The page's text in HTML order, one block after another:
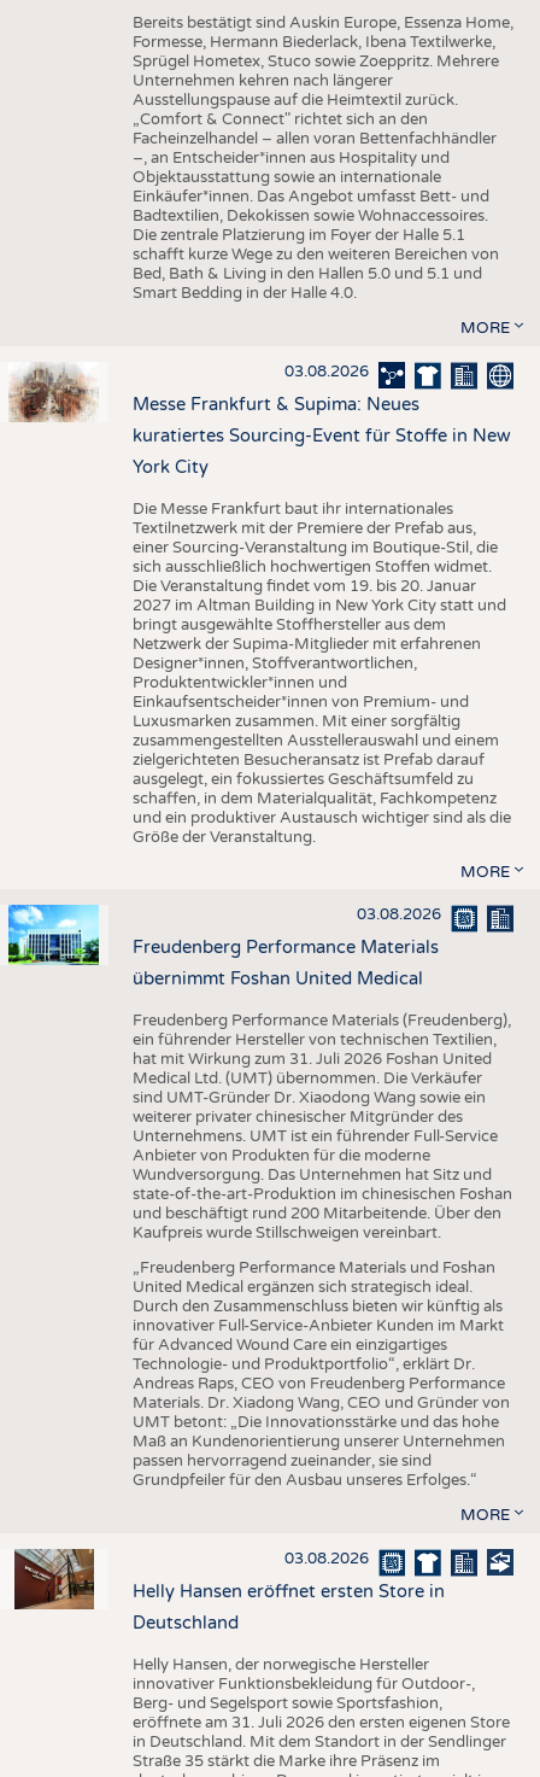
Bereits bestätigt sind Auskin Europe, Essenza Home,
Formesse, Hermann Biederlack, Ibena Textilwerke,
Sprügel Hometex, Stuco sowie Zoeppritz. Mehrere
Unternehmen kehren nach längerer
Ausstellungspause auf die Heimtextil zurück.
„Comfort & Connect" richtet sich an den
Facheinzelhandel – allen voran Bettenfachhändler
–, an Entscheider*innen aus Hospitality und
Objektausstattung sowie an internationale
Einkäufer*innen. Das Angebot umfasst Bett- und
Badtextilien, Dekokissen sowie Wohnaccessoires.
Die zentrale Platzierung im Foyer der Halle 5.1
schafft kurze Wege zu den weiteren Bereichen von
Bed, Bath & Living in den Hallen 5.0 und 5.1 und
Smart Bedding in der Halle 4.0.
MORE
03.08.2026
Messe Frankfurt & Supima: Neues
kuratiertes Sourcing-Event für Stoffe in New
York City
Die Messe Frankfurt baut ihr internationales
Textilnetzwerk mit der Premiere der Prefab aus,
einer Sourcing-Veranstaltung im Boutique-Stil, die
sich ausschließlich hochwertigen Stoffen widmet.
Die Veranstaltung findet vom 19. bis 20. Januar
2027 im Altman Building in New York City statt und
bringt ausgewählte Stoffhersteller aus dem
Netzwerk der Supima-Mitglieder mit erfahrenen
Designer*innen, Stoffverantwortlichen,
Produktentwickler*innen und
Einkaufsentscheider*innen von Premium- und
Luxusmarken zusammen. Mit einer sorgfältig
zusammengestellten Ausstellerauswahl und einem
zielgerichteten Besucheransatz ist Prefab darauf
ausgelegt, ein fokussiertes Geschäftsumfeld zu
schaffen, in dem Materialqualität, Fachkompetenz
und ein produktiver Austausch wichtiger sind als die
Größe der Veranstaltung.
MORE
03.08.2026
Freudenberg Performance Materials
übernimmt Foshan United Medical
Freudenberg Performance Materials (Freudenberg),
ein führender Hersteller von technischen Textilien,
hat mit Wirkung zum 31. Juli 2026 Foshan United
Medical Ltd. (UMT) übernommen. Die Verkäufer
sind UMT-Gründer Dr. Xiaodong Wang sowie ein
weiterer privater chinesischer Mitgründer des
Unternehmens. UMT ist ein führender Full-Service
Anbieter von Produkten für die moderne
Wundversorgung. Das Unternehmen hat Sitz und
state-of-the-art-Produktion im chinesischen Foshan
und beschäftigt rund 200 Mitarbeitende. Über den
Kaufpreis wurde Stillschweigen vereinbart.
„Freudenberg Performance Materials und Foshan
United Medical ergänzen sich strategisch ideal.
Durch den Zusammenschluss bieten wir künftig als
innovativer Full-Service-Anbieter Kunden im Markt
für Advanced Wound Care ein einzigartiges
Technologie- und Produktportfolio“, erklärt Dr.
Andreas Raps, CEO von Freudenberg Performance
Materials. Dr. Xiadong Wang, CEO und Gründer von
UMT betont: „Die Innovationsstärke und das hohe
Maß an Kundenorientierung unserer Unternehmen
passen hervorragend zueinander, sie sind
Grundpfeiler für den Ausbau unseres Erfolges.“
MORE
03.08.2026
Helly Hansen eröffnet ersten Store in
Deutschland
Helly Hansen, der norwegische Hersteller
innovativer Funktionsbekleidung für Outdoor-,
Berg- und Segelsport sowie Sportsfashion,
eröffnete am 31. Juli 2026 den ersten eigenen Store
in Deutschland. Mit dem Standort in der Sendlinger
Straße 35 stärkt die Marke ihre Präsenz im